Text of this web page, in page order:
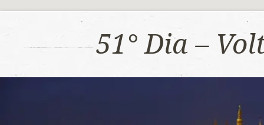
51° Dia –